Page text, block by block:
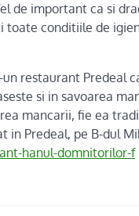
de important ca si
toate conditiile de
restaurant Predeal
si in savoarea
mancarii, fie ea
in Predeal, pe B-dul
hanul-domnitorilor-f